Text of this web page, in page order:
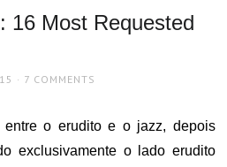
16 Most Requested
7 COMMENTS
entre o erudito e o jazz, depois
exclusivamente o lado erudito